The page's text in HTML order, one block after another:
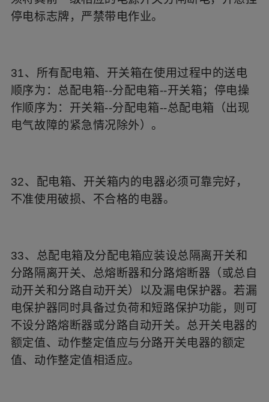
停电标志牌，严禁带电作业。
31、所有配电箱、开关箱在使用过程中的送电
顺序为：总配电箱--分配电箱--开关箱；停电操
作顺序为：开关箱--分配电箱--总配电箱（出现
电气故障的紧急情况除外）。
32、配电箱、开关箱内的电器必须可靠完好，
不准使用破损、不合格的电器。
33、总配电箱及分配电箱应装设总隔离开关和
分路隔离开关、总熔断器和分路熔断器（或总自
动开关和分路自动开关）以及漏电保护器。若漏
电保护器同时具备过负荷和短路保护功能，则可
不设分路熔断器或分路自动开关。总开关电器的
额定值、动作整定值应与分路开关电器的额定
值、动作整定值相适应。